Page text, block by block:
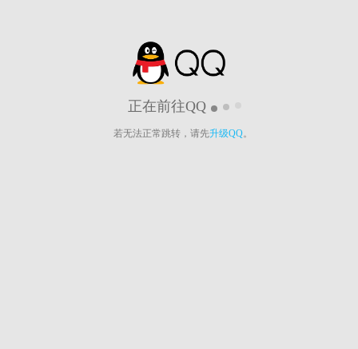
正在前往QQ
若无法正常跳转，请先升级QQ。